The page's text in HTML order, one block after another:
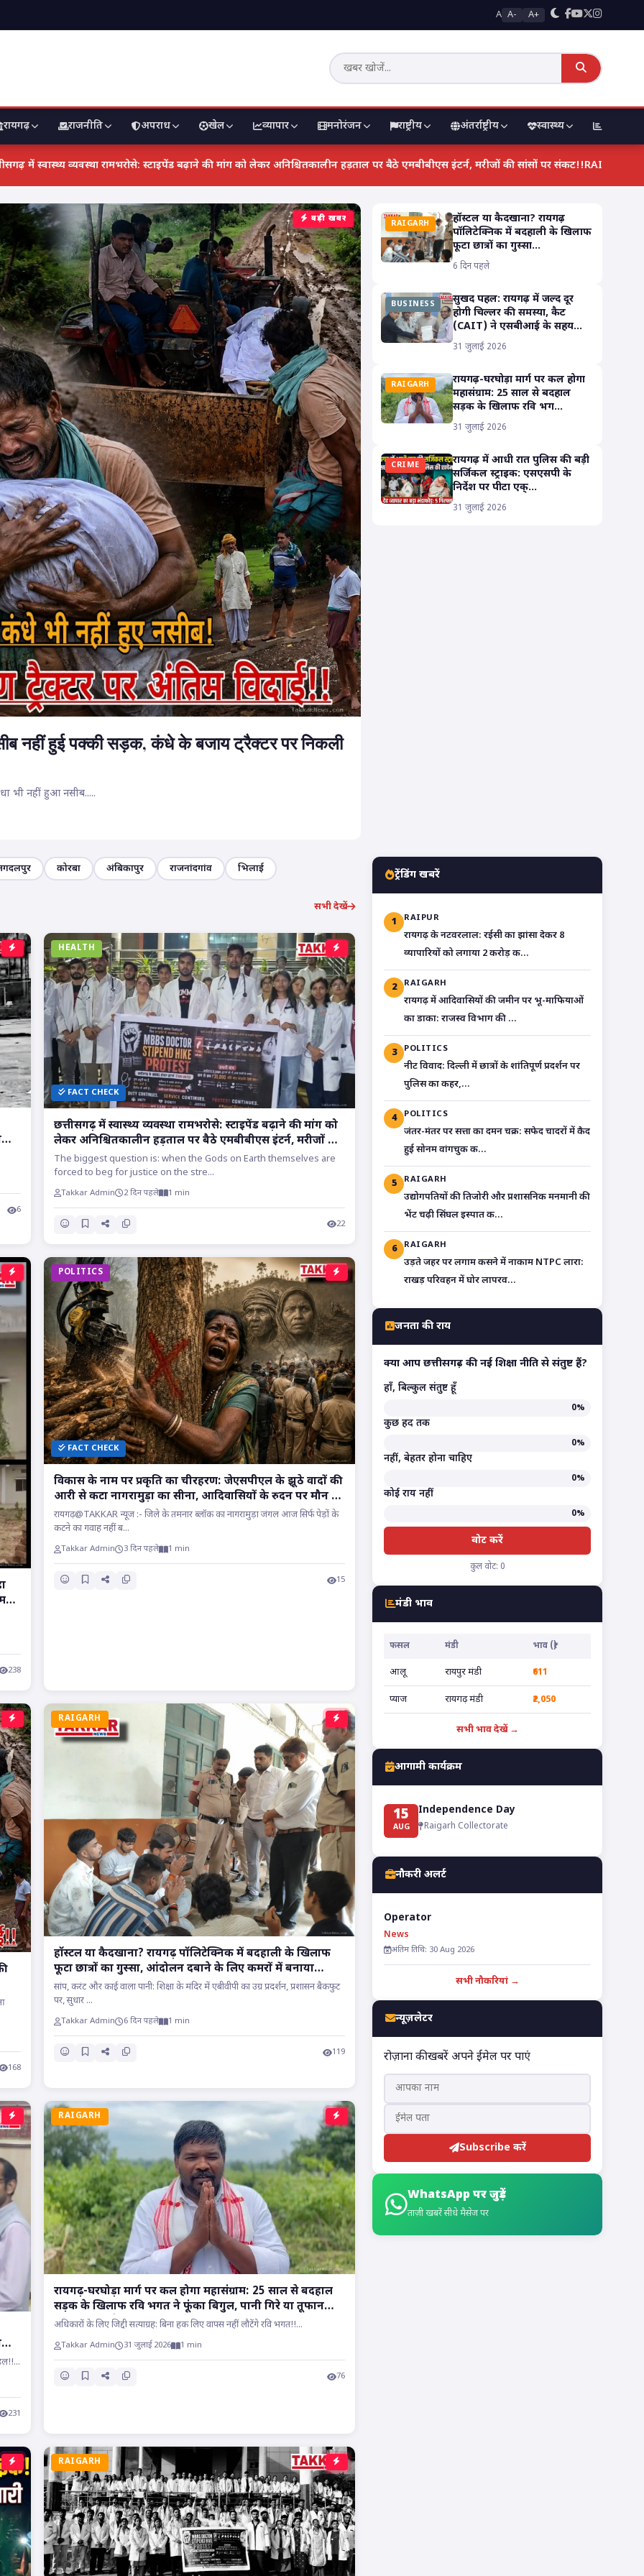
A A- A+
रायगढ़ राजनीति अपराध खेल व्यापार मनोरंजन राष्ट्रीय अंतर्राष्ट्रीय स्वास्थ्य
इतिहास: नाम ने किया बदनाम, तो काम ने दिलाया मुकाम!!छत्तीसगढ़ में स्वास्थ्य व्यवस्था रामभरोसे: स्टाइपेंड बढ़ाने की मांग को लेकर अनिश्चितकालीन हड़ताल
बड़ी खबर
नहीं हुई पक्की सड़क, कंधे के बजाय ट्रैक्टर पर निकली
भी नहीं हुआ नसीब.....
RAIGARH
हॉस्टल या कैदखाना? रायगढ़
पॉलिटेक्निक में बदहाली के खिलाफ
फूटा छात्रों का गुस्सा...
6 दिन पहले
BUSINESS
सुखद पहल: रायगढ़ में जल्द दूर
होगी चिल्लर की समस्या, कैट
(CAIT) ने एसबीआई के सहय...
31 जुलाई 2026
RAIGARH
रायगढ़-घरघोड़ा मार्ग पर कल होगा
महासंग्राम: 25 साल से बदहाल
सड़क के खिलाफ रवि भग...
31 जुलाई 2026
CRIME
रायगढ़ में आधी रात पुलिस की बड़ी
सर्जिकल स्ट्राइक: एसएसपी के
निर्देश पर पीटा एक्...
31 जुलाई 2026
कोरबा अंबिकापुर राजनांदगांव भिलाई
सभी देखें
6
HEALTH
FACT CHECK
छत्तीसगढ़ में स्वास्थ्य व्यवस्था रामभरोसे: स्टाइपेंड बढ़ाने की मांग को
लेकर अनिश्चितकालीन हड़ताल पर बैठे एमबीबीएस इंटर्न, मरीजों की
सांसों पर संकट!!
The biggest question is: when the Gods on Earth themselves are
forced to beg for justice on the stre...
Takkar Admin 2 दिन पहले 1 min
22
238
POLITICS
FACT CHECK
विकास के नाम पर प्रकृति का चीरहरण: जेएसपीएल के झूठे वादों की
आरी से कटा नागरामुड़ा का सीना, आदिवासियों के रुदन पर मौन है
सत्ता!
रायगढ़@TAKKAR न्यूज :- जिले के तमनार ब्लॉक का नागरामुड़ा जंगल आज सिर्फ पेड़ों के
कटने का गवाह नहीं ब...
Takkar Admin 3 दिन पहले 1 min
15
168
RAIGARH
हॉस्टल या कैदखाना? रायगढ़ पॉलिटेक्निक में बदहाली के खिलाफ
फूटा छात्रों का गुस्सा, आंदोलन दबाने के लिए कमरों में बनाया
बंधक..
सांप, करंट और काई वाला पानी: शिक्षा के मंदिर में एबीवीपी का उग्र प्रदर्शन, प्रशासन बैकफुट
पर, सुधार ...
Takkar Admin 6 दिन पहले 1 min
119
231
RAIGARH
रायगढ़-घरघोड़ा मार्ग पर कल होगा महासंग्राम: 25 साल से बदहाल
सड़क के खिलाफ रवि भगत ने फूंका बिगुल, पानी गिरे या तूफान
आए, होकर रहेगा चक्काजाम..
अधिकारों के लिए जिद्दी सत्याग्रह: बिना हक लिए वापस नहीं लौटेंगे रवि भगत!!...
Takkar Admin 31 जुलाई 2026 1 min
76
RAIGARH
ट्रेंडिंग खबरें
1 RAIPUR
रायगढ़ के नटवरलाल: रईसी का झांसा देकर 8
व्यापारियों को लगाया 2 करोड़ क...
2 RAIGARH
रायगढ़ में आदिवासियों की जमीन पर भू-माफियाओं
का डाका: राजस्व विभाग की ...
3 POLITICS
​नीट विवाद: दिल्ली में छात्रों के शांतिपूर्ण प्रदर्शन पर
पुलिस का कहर,...
4 POLITICS
जंतर-मंतर पर सत्ता का दमन चक्र: सफेद चादरों में कैद
हुई सोनम वांगचुक क...
5 RAIGARH
उद्योगपतियों की तिजोरी और प्रशासनिक मनमानी की
भेंट चढ़ी सिंघल इस्पात क...
6 RAIGARH
उड़ते जहर पर लगाम कसने में नाकाम NTPC लारा:
राखड़ परिवहन में घोर लापरव...
जनता की राय
क्या आप छत्तीसगढ़ की नई शिक्षा नीति से संतुष्ट हैं?
हाँ, बिल्कुल संतुष्ट हूँ
0%
कुछ हद तक
0%
नहीं, बेहतर होना चाहिए
0%
कोई राय नहीं
0%
वोट करें
कुल वोट: 0
मंडी भाव
फसल मंडी भाव (₹)
आलू रायपुर मंडी ₹611
प्याज रायगढ़ मंडी ₹2,050
सभी भाव देखें →
आगामी कार्यक्रम
15
AUG
Independence Day
Raigarh Collectorate
नौकरी अलर्ट
Operator
News
अंतिम तिथि: 30 Aug 2026
सभी नौकरियां →
न्यूज़लेटर
रोज़ाना की खबरें अपने ईमेल पर पाएं
Subscribe करें
WhatsApp पर जुड़ें
ताज़ी खबरें सीधे मैसेज पर